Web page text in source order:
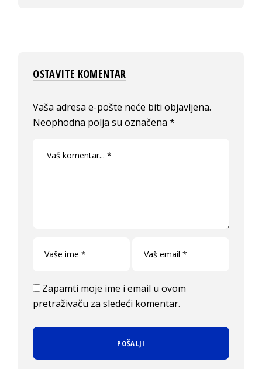
OSTAVITE KOMENTAR
Vaša adresa e-pošte neće biti objavljena.
Neophodna polja su označena*
Zapamti moje ime i email u ovom
pretraživaču za sledeći komentar.